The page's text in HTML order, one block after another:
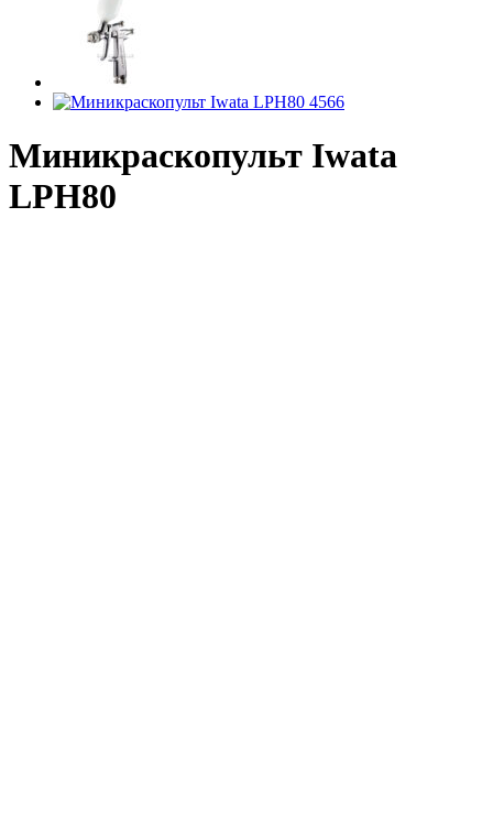
Миникраскопульт Iwata
LPH80